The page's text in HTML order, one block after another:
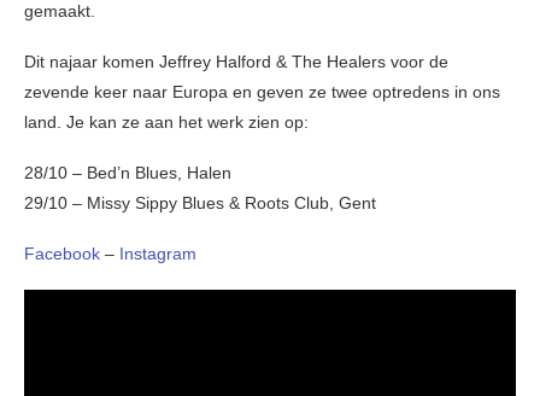
gemaakt.
Dit najaar komen Jeffrey Halford & The Healers voor de
zevende keer naar Europa en geven ze twee optredens in ons
land. Je kan ze aan het werk zien op:
28/10 – Bed’n Blues, Halen
29/10 – Missy Sippy Blues & Roots Club, Gent
Facebook – Instagram